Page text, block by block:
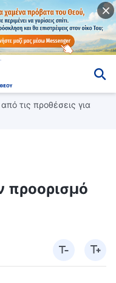
τις προθέσεις για
προορισμό